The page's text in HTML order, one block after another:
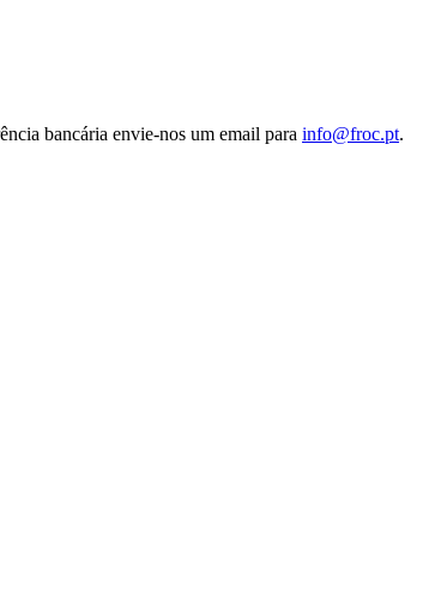
bancária envie-nos um email para info@froc.pt.